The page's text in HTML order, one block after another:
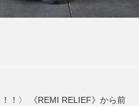
！〉 《REMI RELIEF》から前